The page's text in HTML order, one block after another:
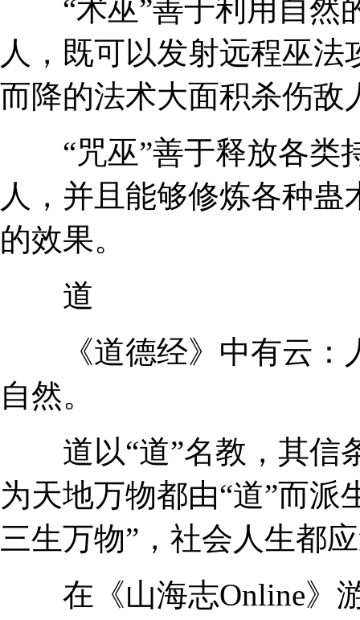
“术巫”善于利用自然
人，既可以发射远程巫
而降的法术大面积杀伤敌
“咒巫”善于释放各类
人，并且能够修炼各种
的效果。
道
《道德经》中有云：
自然。
道以“道”名教，其信条
为天地万物都由“道”而派
三生万物”，社会人生都
在《山海志Online》游